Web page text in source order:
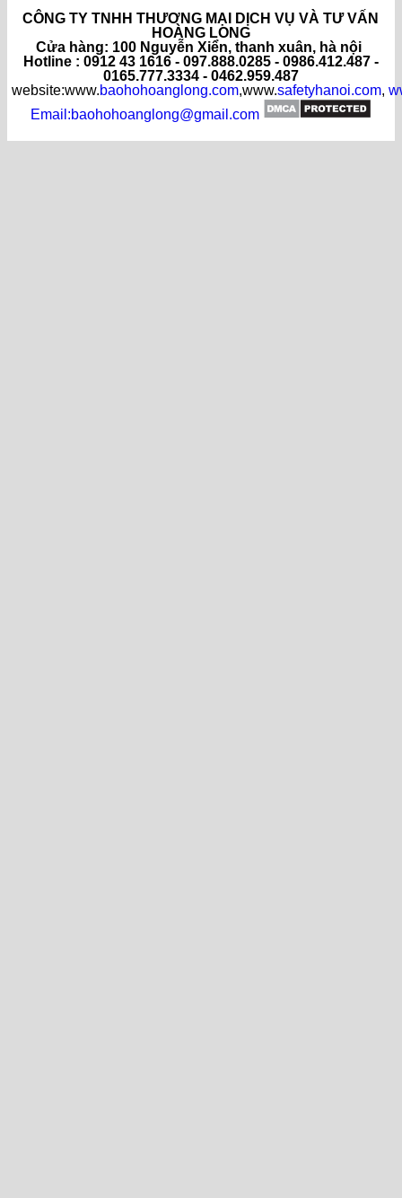
CÔNG TY TNHH THƯƠNG MẠI DỊCH VỤ VÀ TƯ VẤN
HOÀNG LONG
Cửa hàng: 100 Nguyễn Xiển, thanh xuân, hà nội
Hotline : 0912 43 1616 - 097.888.0285 - 0986.412.487 -
0165.777.3334 - 0462.959.487
website:www.baohohoanglong.com,www.safetyhanoi.com,
Email:baohohoanglong@gmail.com